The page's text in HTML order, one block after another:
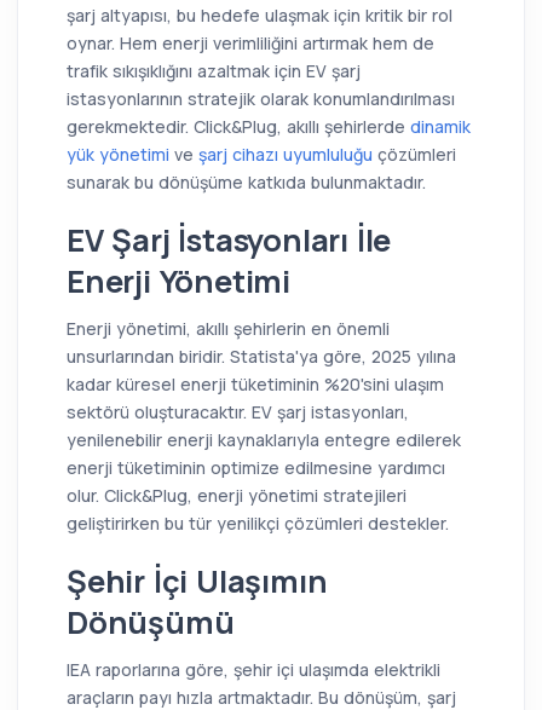
şarj altyapısı, bu hedefe ulaşmak için kritik bir rol
oynar. Hem enerji verimliliğini artırmak hem de
trafik sıkışıklığını azaltmak için EV şarj
istasyonlarının stratejik olarak konumlandırılması
gerekmektedir. Click&Plug, akıllı şehirlerde dinamik
yük yönetimi ve şarj cihazı uyumluluğu çözümleri
sunarak bu dönüşüme katkıda bulunmaktadır.
EV Şarj İstasyonları İle
Enerji Yönetimi
Enerji yönetimi, akıllı şehirlerin en önemli
unsurlarından biridir. Statista'ya göre, 2025 yılına
kadar küresel enerji tüketiminin %20'sini ulaşım
sektörü oluşturacaktır. EV şarj istasyonları,
yenilenebilir enerji kaynaklarıyla entegre edilerek
enerji tüketiminin optimize edilmesine yardımcı
olur. Click&Plug, enerji yönetimi stratejileri
geliştirirken bu tür yenilikçi çözümleri destekler.
Şehir İçi Ulaşımın
Dönüşümü
IEA raporlarına göre, şehir içi ulaşımda elektrikli
araçların payı hızla artmaktadır. Bu dönüşüm, şarj